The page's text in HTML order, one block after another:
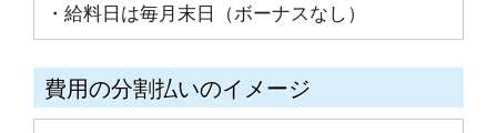
・給料日は毎月末日（ボーナスなし）
費用の分割払いのイメージ